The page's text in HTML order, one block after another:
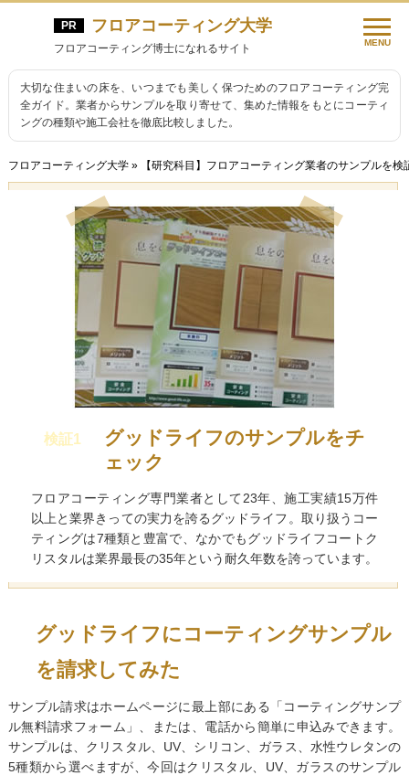
フロアコーティング大学
フロアコーティング博士になれるサイト
大切な住まいの床を、いつまでも美しく保つためのフロアコーティング完
全ガイド。業者からサンプルを取り寄せて、集めた情報をもとにコーティ
ングの種類や施工会社を徹底比較しました。
MENU
フロアコーティング大学» 【研究科目】フロアコーティング業者のサンプルを検
検証1
グッドライフのサンプルをチ
ェック
フロアコーティング専門業者として23年、施工実績15万件
以上と業界きっての実力を誇るグッドライフ。取り扱うコー
ティングは7種類と豊富で、なかでもグッドライフコートク
リスタルは業界最長の35年という耐久年数を誇っています。
グッドライフにコーティングサンプル
を請求してみた
サンプル請求はホームページに最上部にある「コーティングサンプ
ル無料請求フォーム」、または、電話から簡単に申込みできます。
サンプルは、クリスタル、UV、シリコン、ガラス、水性ウレタンの
5種類から選べますが、今回はクリスタル、UV、ガラスのサンプル